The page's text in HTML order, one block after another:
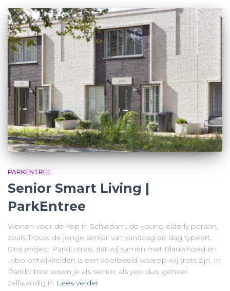
PARKENTREE
Senior Smart Living |
ParkEntree
Wonen voor de Yep in Schiedam, de young elderly person,
zoals Trouw de jonge senior van vandaag de dag typeert.
Ons project ParkEntree, dat wij samen met Blauwhoed en
Inbo ontwikkelden is een voorbeeld waarop wij trots zijn. In
ParkEntree woon je als senior, als yep dus, geheel
zelfstandig in Lees verder